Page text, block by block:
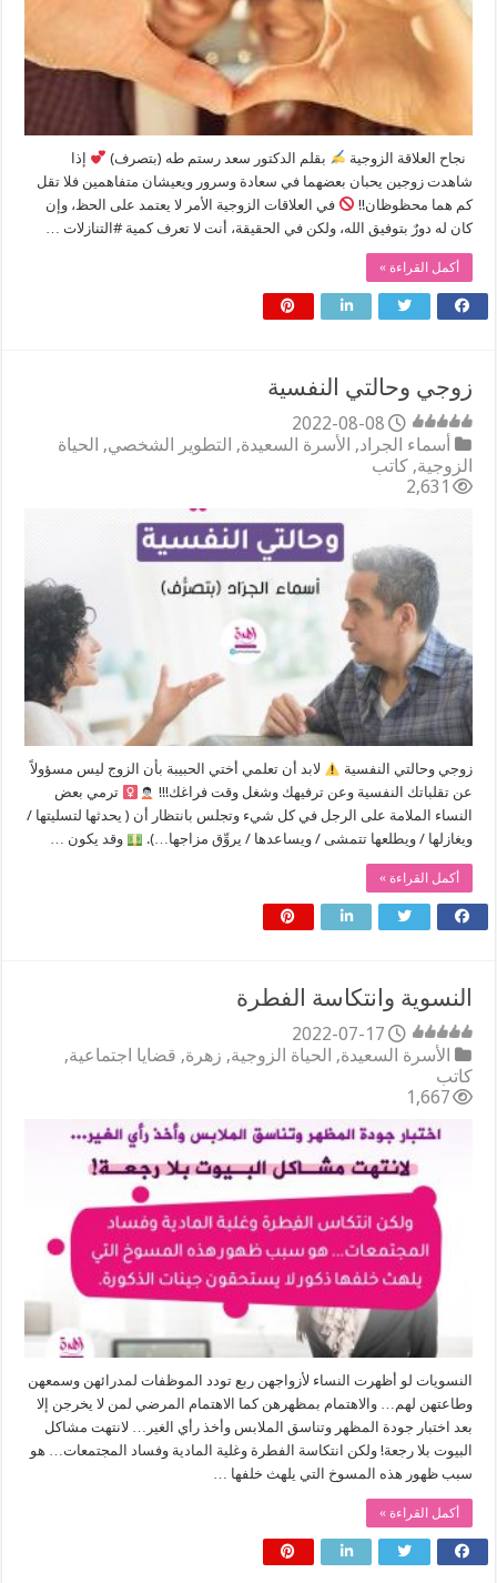
نجاح العلاقة الزوجية بقلم الدكتور سعد رستم طه (بتصرف)
إذا
شاهدت زوجين يحبان بعضهما في سعادة وسرور ويعيشان متفاهمين فلا تقل
كم هما محظوظان!!
في العلاقات الزوجية الأمر لا يعتمد على الحظ، وإن
كان له دورٌ بتوفيق الله، ولكن في الحقيقة، أنت لا تعرف كمية #التنازلات …
أكمل القراءة »
زوجي وحالتي النفسية
2022-08-08
أسماء الجراد, الأسرة السعيدة, التطوير الشخصي, الحياة
الزوجية, كاتب
2,631
زوجي وحالتي النفسية
لابد أن تعلمي أختي الحبيبة بأن الزوج ليس مسؤولاً
عن تقلباتك النفسية وعن ترفيهك وشغل وقت فراغك!!!
ترمي بعض
النساء الملامة على الرجل في كل شيء وتجلس بانتظار أن ( يحدثها لتسليتها /
ويغازلها / ويطلعها تتمشى / ويساعدها / يروِّق مزاجها…).
وقد يكون …
أكمل القراءة »
النسوية وانتكاسة الفطرة
2022-07-17
الأسرة السعيدة, الحياة الزوجية, زهرة, قضايا اجتماعية,
كاتب
1,667
النسويات لو أظهرت النساء لأزواجهن ربع تودد الموظفات لمدرائهن وسمعهن
وطاعتهن لهم… والاهتمام بمظهرهن كما الاهتمام المرضي لمن لا يخرجن إلا
بعد اختبار جودة المظهر وتناسق الملابس وأخذ رأي الغير… لانتهت مشاكل
البيوت بلا رجعة! ولكن انتكاسة الفطرة وغلية المادية وفساد المجتمعات… هو
سبب ظهور هذه المسوخ التي يلهث خلفها …
أكمل القراءة »